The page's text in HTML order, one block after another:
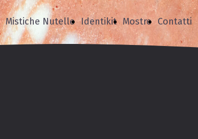
Mistiche Nutelle Identikit Mostre Contatti